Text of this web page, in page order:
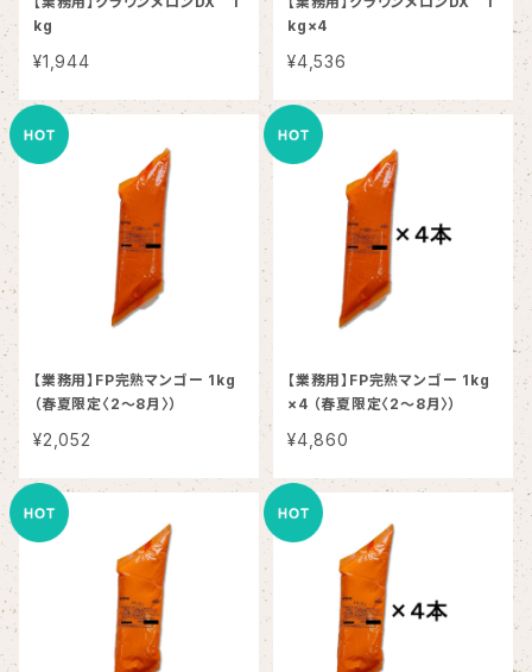
kg
¥1,944
kg×4
¥4,536
【業務用】FP完熟マンゴー 1kg
（春夏限定〈2～8月〉）
¥2,052
【業務用】FP完熟マンゴー 1kg
×4 （春夏限定〈2～8月〉）
¥4,860